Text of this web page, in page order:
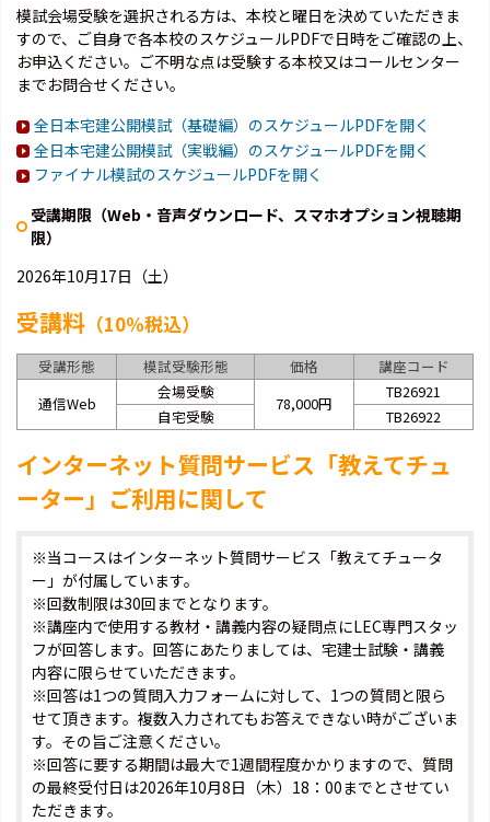
模試会場受験を選択される方は、本校と曜日を決めていただきま
すので、ご自身で各本校のスケジュールPDFで日時をご確認の上、
お申込ください。ご不明な点は受験する本校又はコールセンター
までお問合せください。
全日本宅建公開模試（基礎編）のスケジュールPDFを開く
全日本宅建公開模試（実戦編）のスケジュールPDFを開く
ファイナル模試のスケジュールPDFを開く
受講期限（Web・音声ダウンロード、スマホオプション視聴期
限）
2026年10月17日（土）
受講料 （10％税込）
受講形態 模試受験形態 価格
講座コード
通信Web
会場受験
78,000円
TB26921
自宅受験
TB26922
インターネット質問サービス「教えてチュ
ーター」ご利用に関して
※当コースはインターネット質問サービス「教えてチュータ
ー」が付属しています。
※回数制限は30回までとなります。
※講座内で使用する教材・講義内容の疑問点にLEC専門スタッ
フが回答します。回答にあたりましては、宅建士試験・講義
内容に限らせていただきます。
※回答は1つの質問入力フォームに対して、1つの質問と限ら
せて頂きます。複数入力されてもお答えできない時がございま
す。その旨ご注意ください。
※回答に要する期間は最大で1週間程度かかりますので、質問
の最終受付日は2026年10月8日（木）18：00までとさせてい
ただきます。